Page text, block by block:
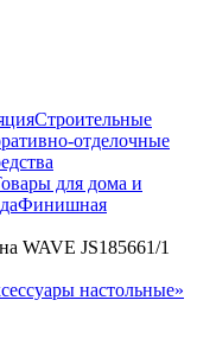
Строительные
отделочные
для дома и
Финишная
WAVE JS185661/1
настольные»